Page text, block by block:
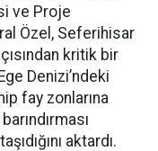
ve Proje
Özel, Seferihisar
kritik bir
Denizi’ndeki
fay zonlarına
aktardı.